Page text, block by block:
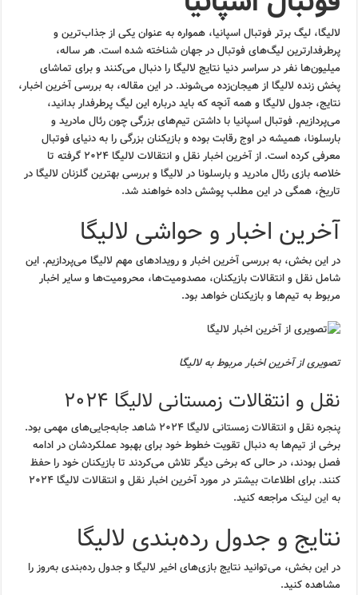
لالیگا، لیگ برتر فوتبال اسپانیا، همواره به عنوان یکی از جذاب‌ترین و
پرطرفدارترین لیگ‌های فوتبال در جهان شناخته شده است. هر ساله،
میلیون‌ها نفر در سراسر دنیا نتایج لالیگا را دنبال می‌کنند و برای تماشای
پخش زنده لالیگا از هیجان‌زده می‌شوند. در این مقاله، به بررسی آخرین اخبار،
نتایج، جدول لالیگا و همه آنچه که باید درباره این لیگ پرطرفدار بدانید،
می‌پردازیم. فوتبال اسپانیا با داشتن تیم‌های بزرگی چون رئال مادرید و
بارسلونا، همیشه در اوج رقابت بوده و بازیکنان بزرگی را به دنیای فوتبال
معرفی کرده است. از آخرین اخبار نقل و انتقالات لالیگا ۲۰۲۴ گرفته تا
خلاصه بازی رئال مادرید و بارسلونا در لالیگا و بررسی بهترین گلزنان لالیگا در
تاریخ، همگی در این مطلب پوشش داده خواهند شد.
آخرین اخبار و حواشی لالیگا
در این بخش، به بررسی آخرین اخبار و رویدادهای مهم لالیگا می‌پردازیم. این
شامل نقل و انتقالات بازیکنان، مصدومیت‌ها، محرومیت‌ها و سایر اخبار
مربوط به تیم‌ها و بازیکنان خواهد بود.
تصویری از آخرین اخبار مربوط به لالیگا
نقل و انتقالات زمستانی لالیگا ۲۰۲۴
پنجره نقل و انتقالات زمستانی لالیگا ۲۰۲۴ شاهد جابه‌جایی‌های مهمی بود.
برخی از تیم‌ها به دنبال تقویت خطوط خود برای بهبود عملکردشان در ادامه
فصل بودند، در حالی که برخی دیگر تلاش می‌کردند تا بازیکنان خود را حفظ
کنند. برای اطلاعات بیشتر در مورد آخرین اخبار نقل و انتقالات لالیگا ۲۰۲۴
بهاین لینک مراجعه کنید.
نتایج و جدول رده‌بندی لالیگا
در این بخش، می‌توانید نتایج بازی‌های اخیر لالیگا و جدول رده‌بندی به‌روز را
مشاهده کنید.